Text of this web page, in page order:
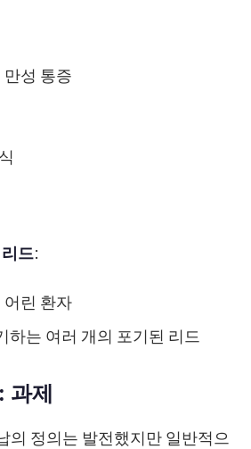
성 통증
드:
어린 환자
하는 여러 개의 포기된 리드
과제
의 정의는 발전했지만 일반적으